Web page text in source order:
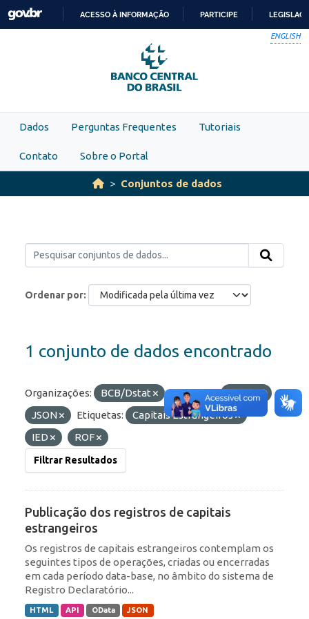
Skip to main content
PARA
O
CONTEÚDO
ACESSO À INFORMAÇÃO PARTICIPE
ENGLISH
Dados Perguntas Frequentes Tutoriais
Contato Sobre o Portal
Conjuntos de dados
Ordenar por
1 conjunto de dados encontrado
Organizações: BCB/Dstat Formatos:
OData
JSON
Etiquetas:
Capitais Estrangeiros
IED
ROF
Filtrar Resultados
Publicação dos registros de capitais
estrangeiros
Os registros de capitais estrangeiros contemplam os
seguintes tipos de operações, criadas ou encerradas
em cada período data-base, no âmbito do sistema de
Registro Declaratório...
HTML API OData JSON